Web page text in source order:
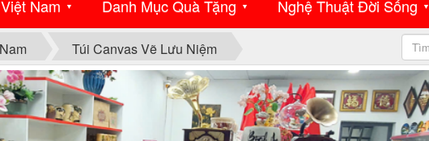
Nam ▼ Danh Mục Quà Tặng ▼ Nghệ Thuật Đời Sống ▼
Túi Canvas Vẽ Lưu Niệm